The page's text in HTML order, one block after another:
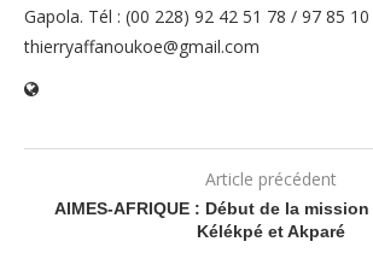
Gapola. Tél : (00 228) 92 42 51 78 / 97 85
thierryaffanoukoe@gmail.com
Article précédent
AIMES-AFRIQUE : Début de la
Kélékpé et Akparé